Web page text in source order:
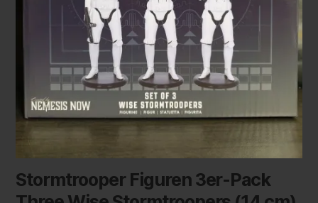
Stormtrooper Figuren 3er-Pack